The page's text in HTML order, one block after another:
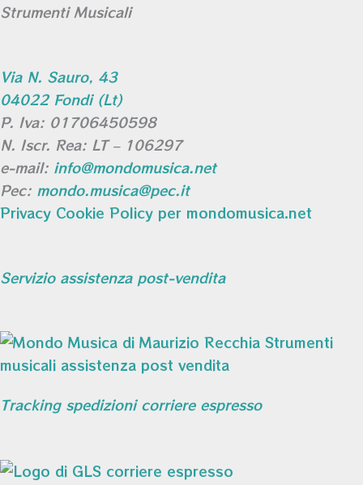
Strumenti Musicali
Via N. Sauro, 43
04022 Fondi (Lt)
P. Iva: 01706450598
N. Iscr. Rea: LT – 106297
e-mail: info@mondomusica.net
Pec: mondo.musica@pec.it
Privacy Cookie Policy per mondomusica.net
Servizio assistenza post-vendita
Tracking spedizioni corriere espresso